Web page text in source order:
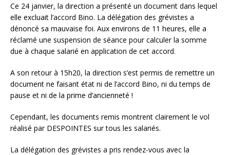
Ce 24 janvier, la direction a présenté un document dans lequel
elle excluait l’accord Bino. La délégation des grévistes a
dénoncé sa mauvaise foi. Aux environs de 11 heures, elle a
réclamé une suspension de séance pour calculer la somme
due à chaque salarié en application de cet accord.
A son retour à 15h20, la direction s’est permis de remettre un
document ne faisant état ni de l’accord Bino, ni du temps de
pause et ni de la prime d’ancienneté !
Cependant, les documents remis montrent clairement le vol
réalisé par DESPOINTES sur tous les salariés.
La délégation des grévistes a pris rendez-vous avec la